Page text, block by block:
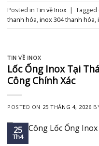
Posted in Tin về Inox | Tagged
thanh hóa,inox 304 thanh hóa,
TIN VỀ INOX
Lốc Ống Inox Tại
Công Chính Xác
POSTED ON 25 THÁNG 4, 2026
25
Th4